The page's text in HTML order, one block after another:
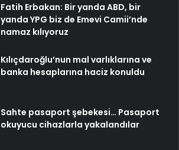
Fatih Erbakan: Bir yanda ABD, bir
yanda YPG biz de Emevi Camii’nde
namaz kılıyoruz
Kılıçdaroğlu’nun mal varlıklarına ve
banka hesaplarına haciz konuldu
Sahte pasaport şebekesi… Pasaport
okuyucu cihazlarla yakalandılar